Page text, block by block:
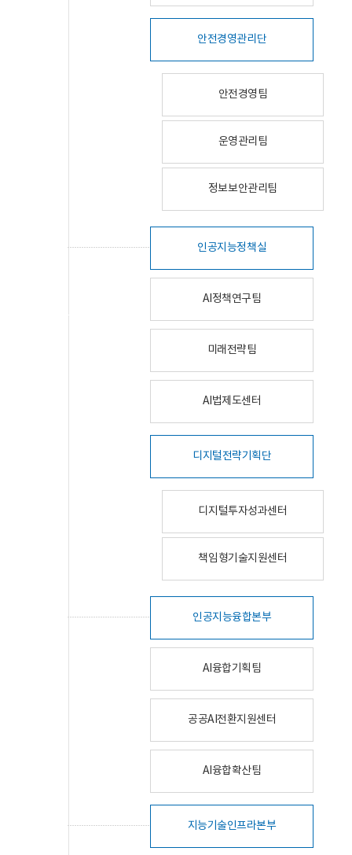
안전경영관리단
안전경영팀
운영관리팀
정보보안관리팀
인공지능정책실
AI정책연구팀
미래전략팀
AI법제도센터
디지털전략기획단
디지털투자성과센터
책임형기술지원센터
인공지능융합본부
AI융합기획팀
공공AI전환지원센터
AI융합확산팀
지능기술인프라본부